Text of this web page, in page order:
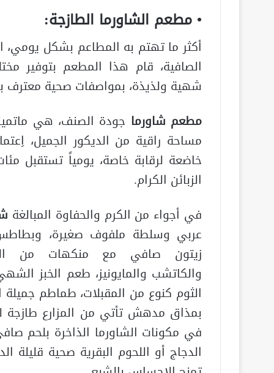
• مطعم الشاورما الطازجة:
أكثر ما تهتم به المطاعم بشكل يومي،
الصافية، قام هذا المطعم بتوفير
شهية ولذيذة، بمواصفات صحية معترف
مطعم شاورما جودة الصنف، هي
مساحة راقية من الديكور الجميل،
خاضعة لرقابة خاصة، يومياً تستقبل
الزبائن الكرام.
في أجواء من الكرم والحفاوة المبالغة
عربي وسلطة ملفوف صغيرة،
زيتون صافي مع منكهات من
والكاتشب والمايونيز، طعم الخبز
الثوم كنوع من المقبلات، طماطم جميلة
بمذاق مدهش تأتي من المزارع طازجة
في مكونات الشاورما الذاخرة بلحم
الدجاج أو اللحوم البقرية صحية قليلة